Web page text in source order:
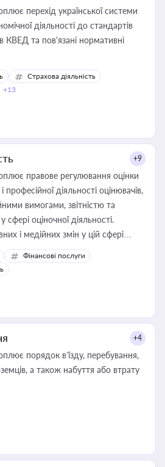
перехід української системи
діяльності до стандартів
КВЕД та пов'язані нормативні
Страхова діяльність
+13
+9
правове регулювання оцінки
діяльності оцінювачів,
вимогами, звітністю та
оціночної діяльності.
і медійних змін у цій сфері
керівника, юриста або
приватизації, оренди
угод і перевірки
діяльності
Фінансові послуги
+4
порядок в’їзду, перебування,
а також набуття або втрату